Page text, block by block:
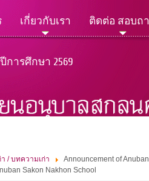
เกี่ยวกับเรา ติดต่อ สอบถ
การศึกษา 2569
า / บทความเก่า
Announcement of
Sakon Nakhon School